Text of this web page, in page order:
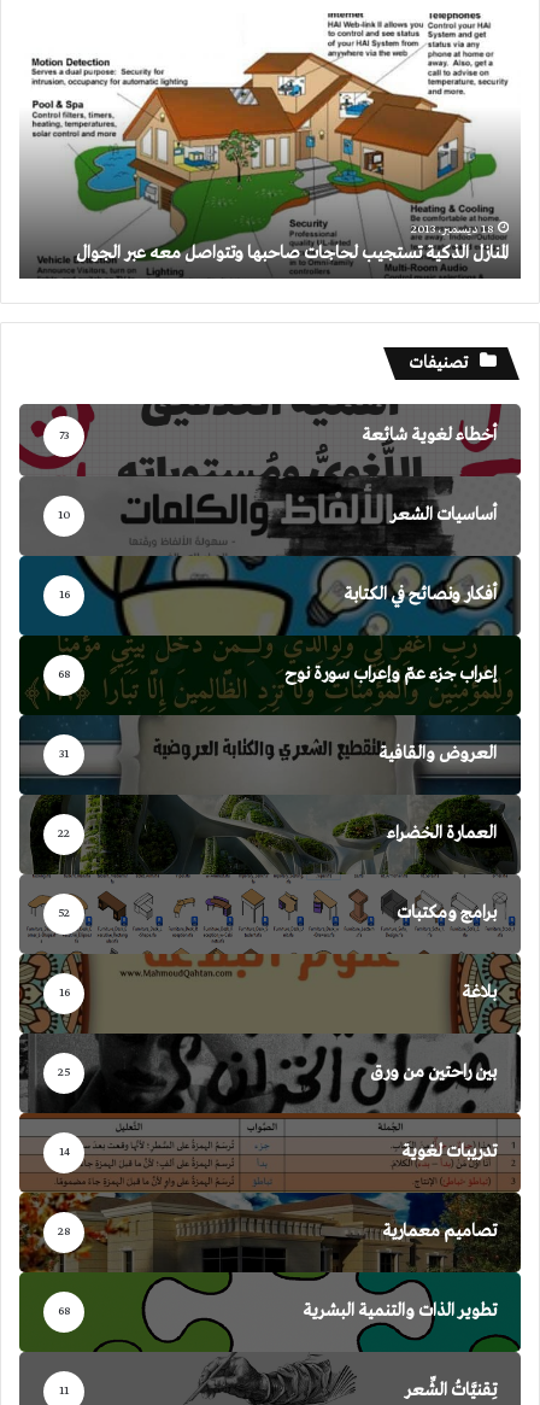
الذكية
تستجيب
وتتواصل
الجوال
18 ديسمبر، 2013
المنازل الذكية تستجيب لحاجات صاحبها وتتواصل معه عبر الجوال
تصنيفات
أخطاء لغوية شائعة 73
أساسيات الشعر 10
أفكار ونصائح في الكتابة 16
إعراب جزء عمّ وإعراب سورة نوح 68
العروض والقافية 31
العمارة الخضراء 22
برامج ومكتبات 52
بلاغة 16
بين راحتين من ورق 25
تدريبات لغوية 14
تصاميم معمارية 28
تطوير الذات والتنمية البشرية 68
تِقنيَّاتُ الشِّعر 11